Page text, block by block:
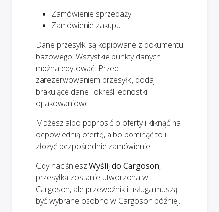
Zamówienie sprzedaży
Zamówienie zakupu
Dane przesyłki są kopiowane z dokumentu
bazowego. Wszystkie punkty danych
można edytować. Przed
zarezerwowaniem przesyłki, dodaj
brakujące dane i określ jednostki
opakowaniowe.
Możesz albo poprosić o oferty i kliknąć na
odpowiednią ofertę, albo pominąć to i
złożyć bezpośrednie zamówienie.
Gdy naciśniesz Wyślij do Cargoson,
przesyłka zostanie utworzona w
Cargoson, ale przewoźnik i usługa muszą
być wybrane osobno w Cargoson później.